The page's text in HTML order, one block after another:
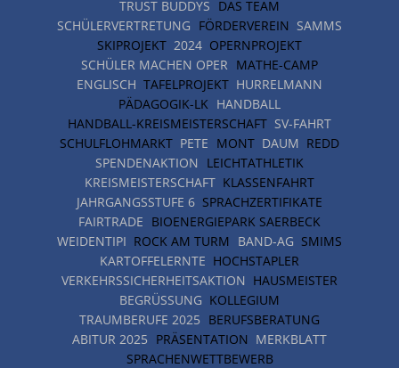
TRUST BUDDYS DAS TEAM
SCHÜLERVERTRETUNG FÖRDERVEREIN SAMMS
SKIPROJEKT 2024 OPERNPROJEKT
SCHÜLER MACHEN OPER MATHE-CAMP
ENGLISCH TAFELPROJEKT HURRELMANN
PÄDAGOGIK-LK HANDBALL
HANDBALL-KREISMEISTERSCHAFT SV-FAHRT
SCHULFLOHMARKT PETE MONT DAUM REDD
SPENDENAKTION LEICHTATHLETIK
KREISMEISTERSCHAFT KLASSENFAHRT
JAHRGANGSSTUFE 6 SPRACHZERTIFIKATE
FAIRTRADE BIOENERGIEPARK SAERBECK
WEIDENTIPI ROCK AM TURM BAND-AG SMIMS
KARTOFFELERNTE HOCHSTAPLER
VERKEHRSSICHERHEITSAKTION HAUSMEISTER
BEGRÜSSUNG
KOLLEGIUM
TRAUMBERUFE 2025 BERUFSBERATUNG
ABITUR 2025 PRÄSENTATION MERKBLATT
SPRACHENWETTBEWERB